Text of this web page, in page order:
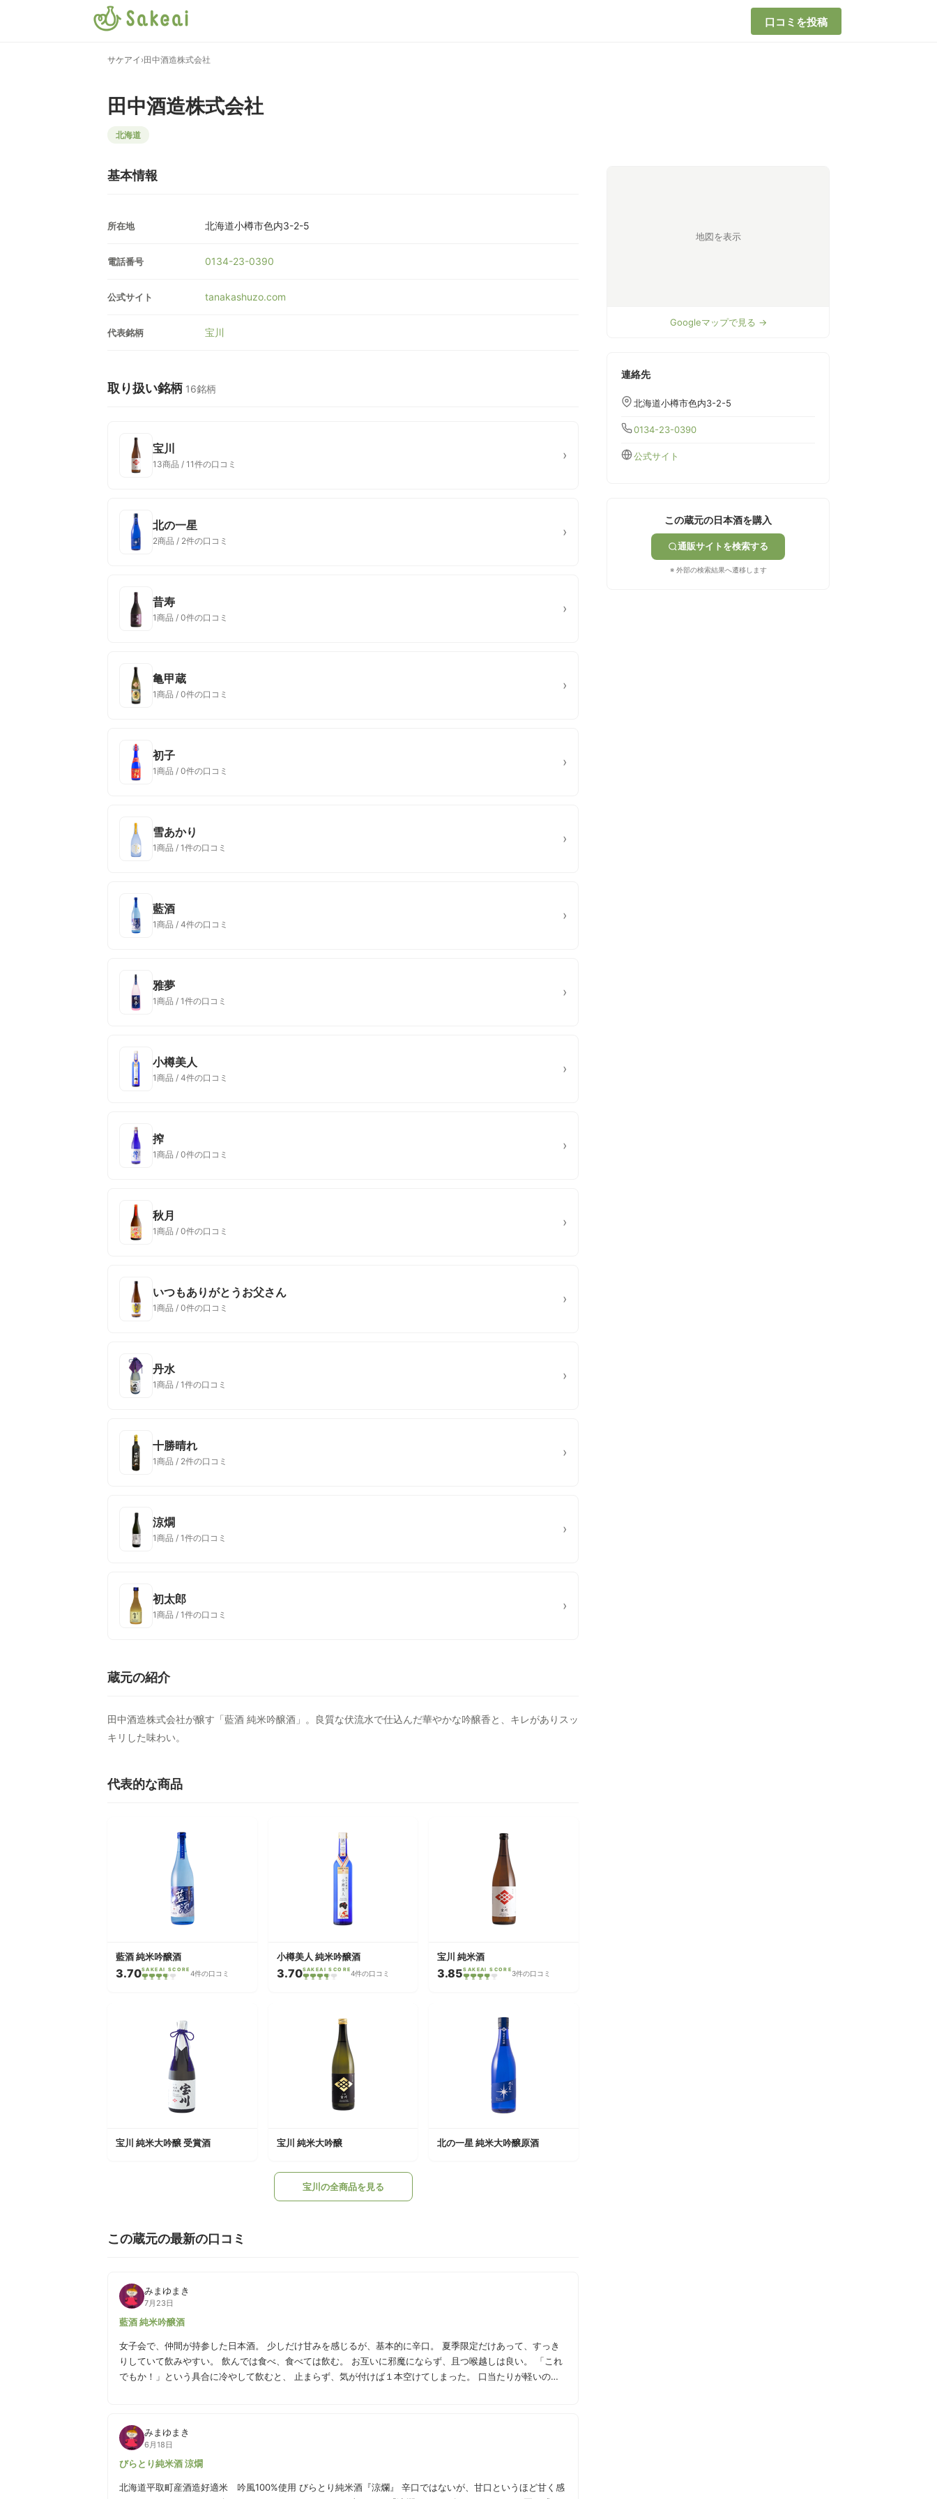
口コミを投稿
サケアイ ›田中酒造株式会社
田中酒造株式会社
北海道
基本情報
所在地 北海道小樽市色内3-2-5
電話番号 0134-23-0390
公式サイト tanakashuzo.com
代表銘柄 宝川
取り扱い銘柄 16銘柄
宝川
13商品 / 11件の口コミ
›
北の一星
2商品 / 2件の口コミ
›
昔寿
1商品 / 0件の口コミ
›
亀甲蔵
1商品 / 0件の口コミ
›
初子
1商品 / 0件の口コミ
›
雪あかり
1商品 / 1件の口コミ
›
藍酒
1商品 / 4件の口コミ
›
雅夢
1商品 / 1件の口コミ
›
小樽美人
1商品 / 4件の口コミ
›
搾
1商品 / 0件の口コミ
›
秋月
1商品 / 0件の口コミ
›
いつもありがとうお父さん
1商品 / 0件の口コミ
›
丹水
1商品 / 1件の口コミ
›
十勝晴れ
1商品 / 2件の口コミ
›
涼燗
1商品 / 1件の口コミ
›
初太郎
1商品 / 1件の口コミ
›
蔵元の紹介
田中酒造株式会社が醸す「藍酒 純米吟醸酒」。良質な伏流水で仕込んだ華やかな吟醸香と、キレがありスッ
キリした味わい。
代表的な商品
藍酒 純米吟醸酒
3.70SAKEAI SCORE 4件の口コミ
小樽美人 純米吟醸酒
3.70SAKEAI SCORE4件の口コミ
宝川 純米酒
3.85SAKEAI SCORE 3件の口コミ
宝川 純米大吟醸 受賞酒 宝川 純米大吟醸 北の一星 純米大吟醸原酒
宝川の全商品を見る
この蔵元の最新の口コミ
みまゆまき
7月23日
藍酒 純米吟醸酒
女子会で、仲間が持参した日本酒。 少しだけ甘みを感じるが、基本的に辛口。 夏季限定だけあって、すっき
りしていて飲みやすい。 飲んでは食べ、食べては飲む。 お互いに邪魔にならず、且つ喉越しは良い。 「これ
でもか！」という具合に冷やして飲むと、 止まらず、気が付けば１本空けてしまった。 口当たりが軽いの
みまゆまき
6月18日
びらとり純米酒 涼燗
北海道平取町産酒造好適米 吟風100%使用 びらとり純米酒『涼爛』 辛口ではないが、甘口というほど甘く感
地図を表示
Googleマップで見る →
連絡先
北海道小樽市色内3-2-5
0134-23-0390
公式サイト
この蔵元の日本酒を購入
通販サイトを検索する
※ 外部の検索結果へ遷移します